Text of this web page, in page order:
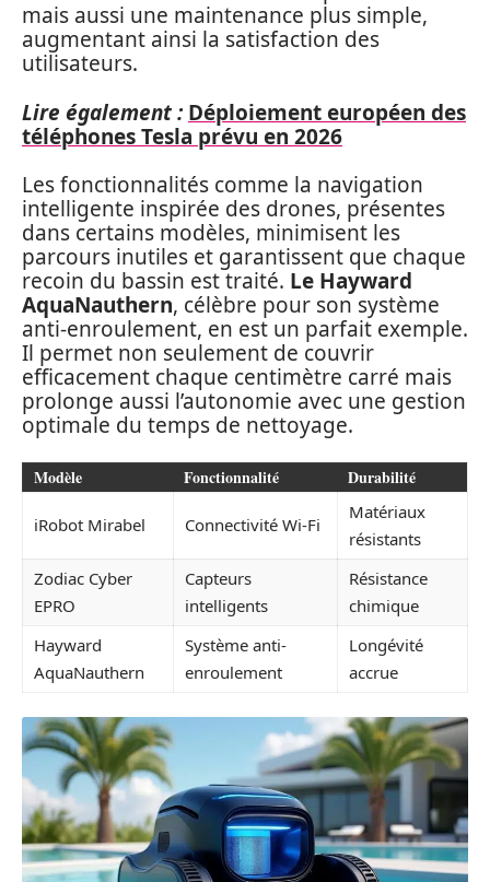
mais aussi une maintenance plus simple,
augmentant ainsi la satisfaction des
utilisateurs.
Lire également : Déploiement européen des
téléphones Tesla prévu en 2026
Les fonctionnalités comme la navigation
intelligente inspirée des drones, présentes
dans certains modèles, minimisent les
parcours inutiles et garantissent que chaque
recoin du bassin est traité. Le Hayward
AquaNauthern, célèbre pour son système
anti-enroulement, en est un parfait exemple.
Il permet non seulement de couvrir
efficacement chaque centimètre carré mais
prolonge aussi l’autonomie avec une gestion
optimale du temps de nettoyage.
Modèle Fonctionnalité Durabilité
iRobot Mirabel Connectivité Wi-Fi
Matériaux
résistants
Zodiac Cyber
EPRO
Capteurs
intelligents
Résistance
chimique
Hayward
AquaNauthern
Système anti-
enroulement
Longévité
accrue